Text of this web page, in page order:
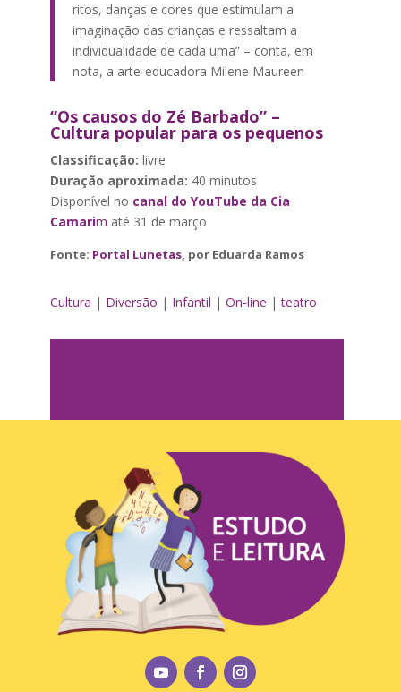
ritos, danças e cores que estimulam a
imaginação das crianças e ressaltam a
individualidade de cada uma” – conta, em
nota, a arte-educadora Milene Maureen
“Os causos do Zé Barbado” –
Cultura popular para os pequenos
Classificação: livre
Duração aproximada: 40 minutos
Disponível no canal do YouTube da Cia
Camarim até 31 de março
Fonte: Portal Lunetas, por Eduarda Ramos
Cultura | Diversão | Infantil | On-line |teatro